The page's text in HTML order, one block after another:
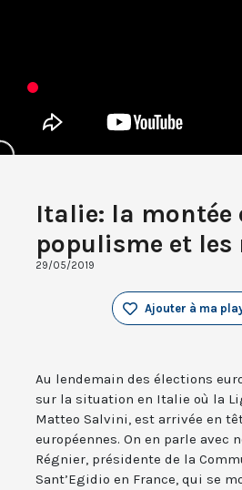
Italie: la montée
populisme et
29/05/2019
Ajouter à ma
Au lendemain des élections
sur la situation en Italie où la
Matteo Salvini, est arrivée en
européennes. On en parle avec
Régnier, présidente de la
Sant’Egidio en France, qui se